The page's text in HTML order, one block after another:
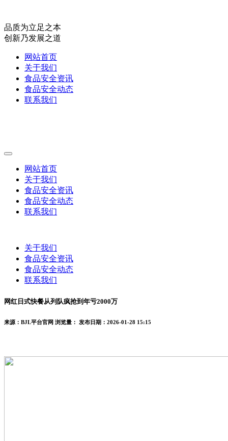
品质为立足之本
创新乃发展之道
网站首页
关于我们
食品安全资讯
食品安全动态
联系我们
网站首页
关于我们
食品安全资讯
食品安全动态
联系我们
关于我们
食品安全资讯
食品安全动态
联系我们
网红日式快餐从列队疯抢到年亏2000万
来源：BJL平台官网 浏览量： 发布日期：2026-01-28 15:15